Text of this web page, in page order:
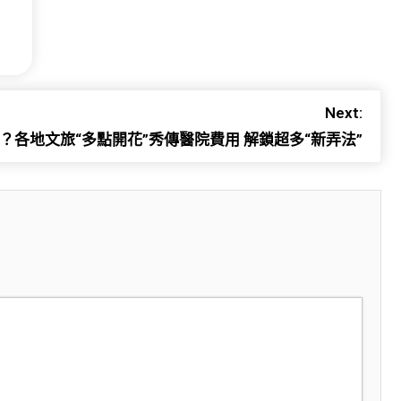
Next:
各地文旅“多點開花”秀傳醫院費用 解鎖超多“新弄法”